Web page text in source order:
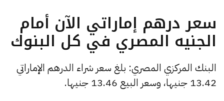
سعر درهم إماراتي الآن أمام
الجنيه المصري في كل البنوك
البنك المركزي المصري: بلغ سعر شراء الدرهم الإماراتي
13.42 جنيها، وسعر البيع 13.46 جنيها.